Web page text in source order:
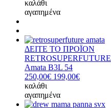
καλάθι
αγαπημένα
ΔΕΙΤΕ ΤΟ ΠΡΟΪΟΝ
RETROSUPERFUTURE
Amata B3L 54
250,00€ 199,00€
καλάθι
αγαπημένα